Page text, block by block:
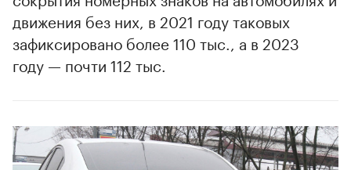
движения без них, в 2021 году таковых
зафиксировано более 110 тыс., а в 2023
году — почти 112 тыс.